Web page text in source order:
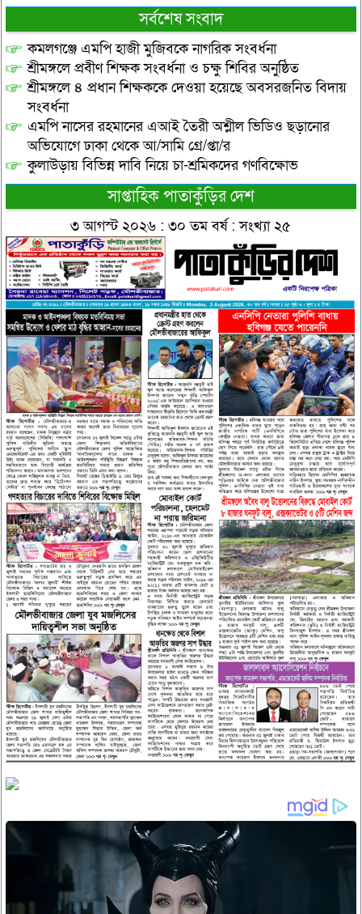
সর্বশেষ সংবাদ
কমলগঞ্জে এমপি হাজী মুজিবকে নাগরিক সংবর্ধনা
শ্রীমঙ্গলে প্রবীণ শিক্ষক সংবর্ধনা ও চক্ষু শিবির অনুষ্ঠিত
শ্রীমঙ্গলে ৪ প্রধান শিক্ষককে দেওয়া হয়েছে অবসরজনিত বিদায়
সংবর্ধনা
এমপি নাসের রহমানের এআই তৈরী অশ্লীল ভিডিও ছড়ানোর
অভিযোগে ঢাকা থেকে আ/সামি গ্রে/প্তা/র
কুলাউড়ায় বিভিন্ন দাবি নিয়ে চা-শ্রমিকদের গণবিক্ষোভ
সাপ্তাহিক পাতাকুঁড়ির দেশ
৩ আগস্ট ২০২৬ : ৩০ তম বর্ষ : সংখ্যা ২৫